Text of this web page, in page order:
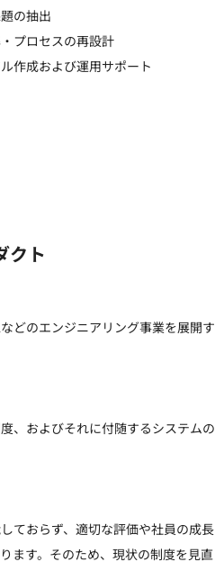
の抽出
プロセスの再設計
作成および運用サポート
クト
どのエンジニアリング事業を展開す
、およびそれに付随するシステムの
ておらず、適切な評価や社員の成長
ます。そのため、現状の制度を見直